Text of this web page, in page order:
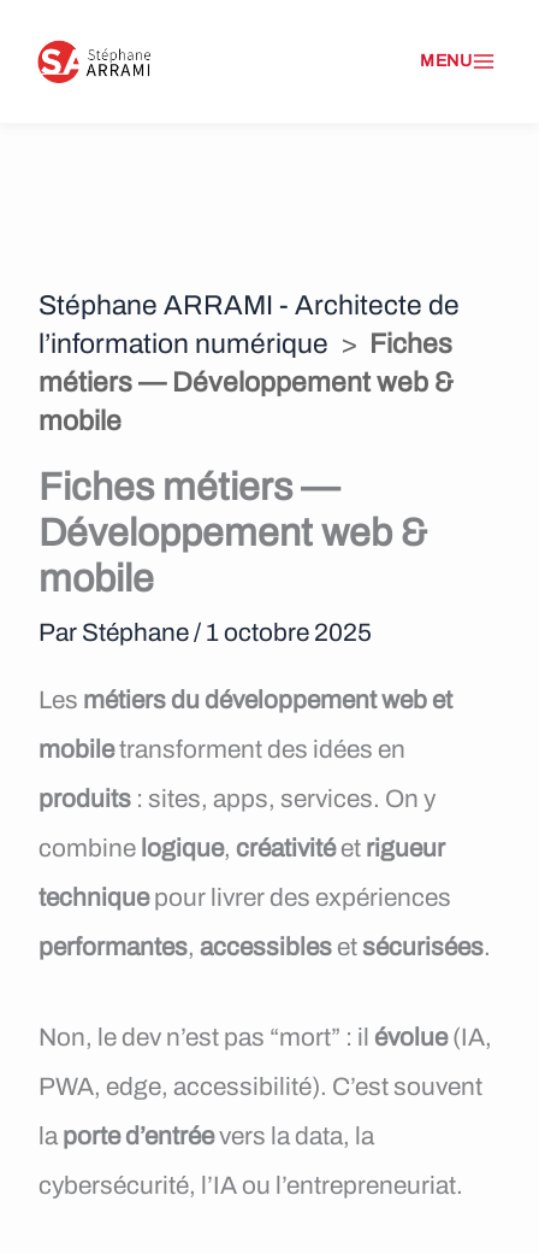
Stéphane ARRAMI - Architecte de
l’information numérique > Fiches
métiers — Développement web &
mobile
Fiches métiers —
Développement web &
mobile
Par Stéphane/ 1 octobre 2025
Les métiers du développement web et
mobiletransforment des idées en
produits : sites, apps, services. On y
combine logique, créativitéet rigueur
techniquepour livrer des expériences
performantes, accessibles etsécurisées.
Non, le dev n’est pas “mort” : il évolue(IA,
PWA, edge, accessibilité). C’est souvent
la porte d’entréevers la data, la
cybersécurité, l’IA ou l’entrepreneuriat.